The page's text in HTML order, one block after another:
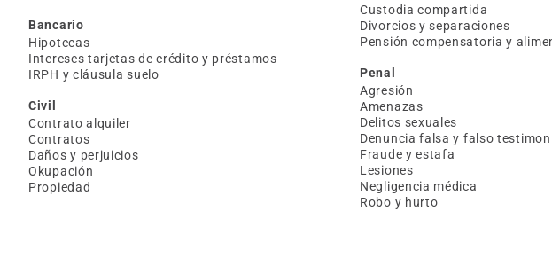
Bancario
Hipotecas
Intereses tarjetas de crédito y préstamos
IRPH y cláusula suelo
Civil
Contrato alquiler
Contratos
Daños y perjuicios
Okupación
Propiedad
Custodia compartida
Divorcios y separaciones
Pensión compensatoria y
Penal
Agresión
Amenazas
Delitos sexuales
Denuncia falsa y falso
Fraude y estafa
Lesiones
Negligencia médica
Robo y hurto